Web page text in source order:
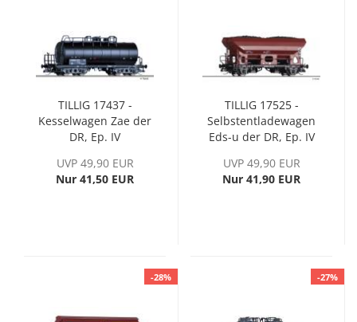
TILLIG 17437 -
Kesselwagen Zae der
DR, Ep. IV
UVP 49,90 EUR
Nur 41,50 EUR
TILLIG 17525 -
Selbstentladewagen
Eds-u der DR, Ep. IV
UVP 49,90 EUR
Nur 41,90 EUR
-28% -27%